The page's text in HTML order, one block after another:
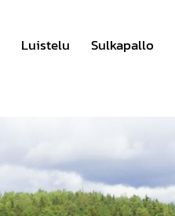
Luistelu Sulkapallo